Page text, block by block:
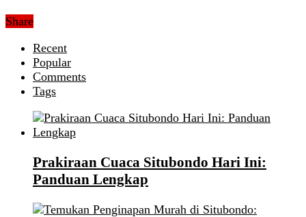
Share
Recent
Popular
Comments
Tags
Prakiraan Cuaca Situbondo Hari Ini:
Panduan Lengkap